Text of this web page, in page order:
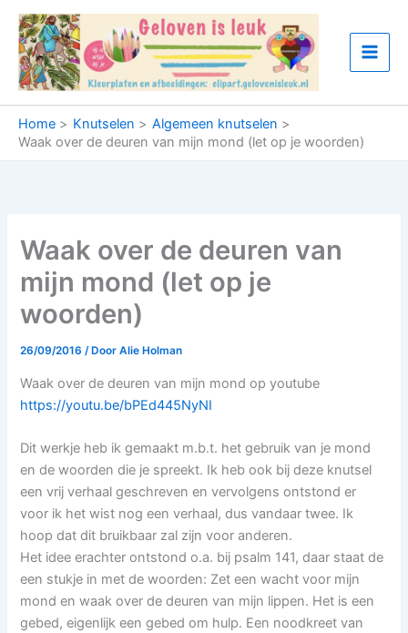
naar
inhoud
Home Knutselen
Algemeen knutselen
Waak over de deuren van mijn mond (let op je woorden)
Waak over de deuren van
mijn mond (let op je
woorden)
26/09/2016/ DoorAlie Holman
Waak over de deuren van mijn mond op youtube
https://youtu.be/bPEd445NyNI
Dit werkje heb ik gemaakt m.b.t. het gebruik van je mond
en de woorden die je spreekt. Ik heb ook bij deze knutsel
een vrij verhaal geschreven en vervolgens ontstond er
voor ik het wist nog een verhaal, dus vandaar twee. Ik
hoop dat dit bruikbaar zal zijn voor anderen.
Het idee erachter ontstond o.a. bij psalm 141, daar staat de
een stukje in met de woorden: Zet een wacht voor mijn
mond en waak over de deuren van mijn lippen. Het is een
gebed, eigenlijk een gebed om hulp. Een noodkreet van